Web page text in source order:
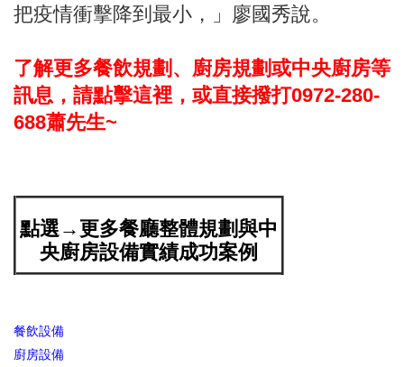
把疫情衝擊降到最小，」廖國秀說。
了解更多餐飲規劃、廚房規劃或中央廚房等
訊息，請點擊這裡，或直接撥打0972-280-
688蕭先生~
點選→更多餐廳整體規劃與中
央廚房設備實績成功案例
餐飲設備
廚房設備